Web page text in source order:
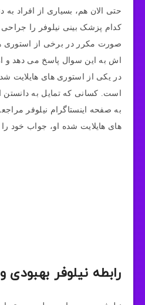
حتی الان هم، بسیاری از افراد به
کدام پزشک بینی نیلوفر را
صورت مکرر در برخی از استوری‌ ها
اش به این سوال پاسخ می‌ دهد و
در یکی از استوری‌ های هایلایت
است. کسانی که تمایل به دانستن
به صفحه اینستاگرام نیلوفر
های هایلایت شده او، جواب خود را
رابطه نیلوفر بهبودی